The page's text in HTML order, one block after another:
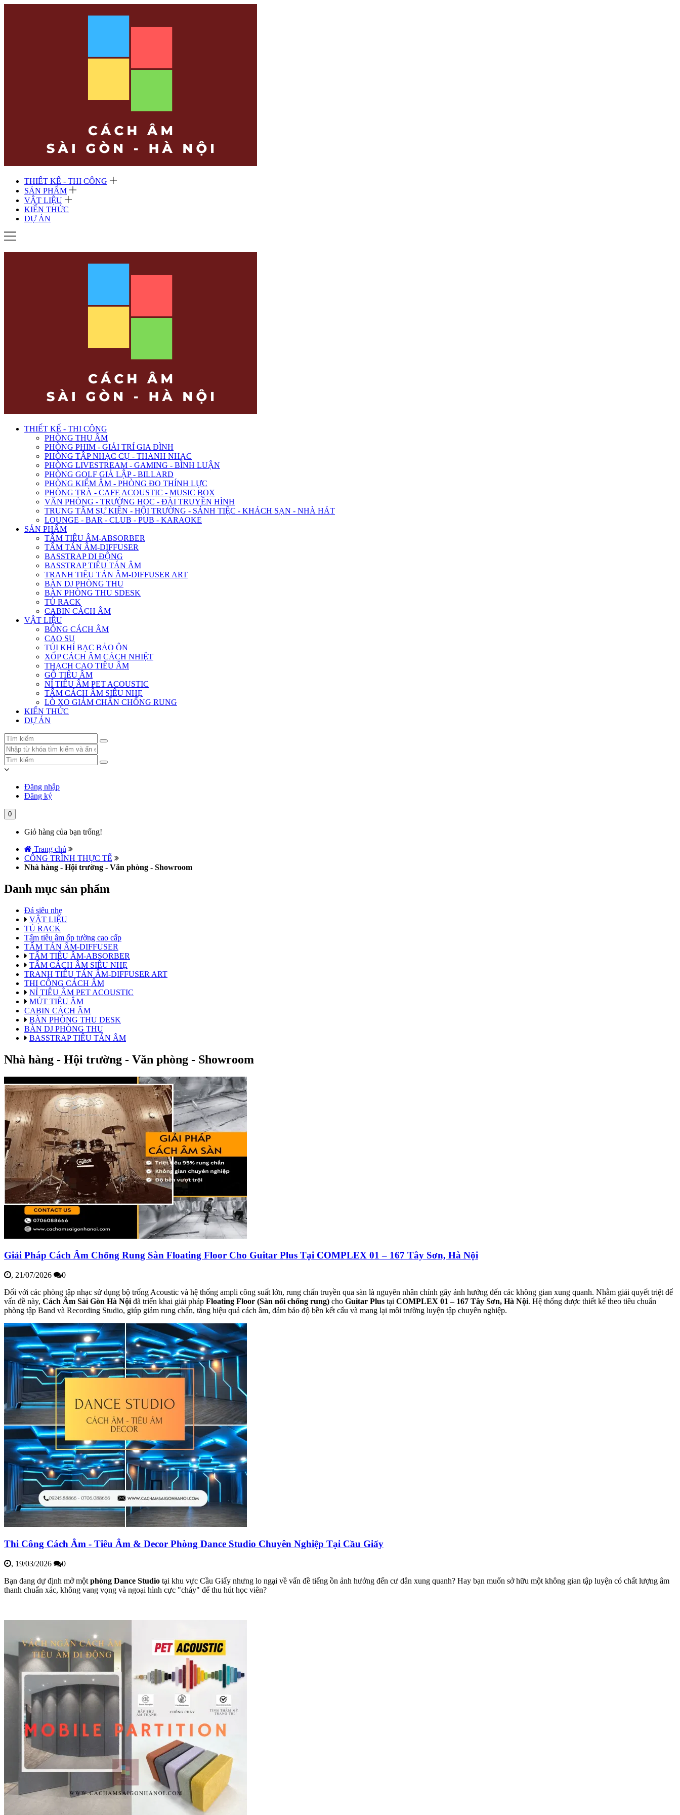
THIẾT KẾ - THI CÔNG
SẢN PHẨM
VẬT LIỆU
KIẾN THỨC
DỰ ÁN
THIẾT KẾ - THI CÔNG
PHÒNG THU ÂM
PHÒNG PHIM - GIẢI TRÍ GIA ĐÌNH
PHÒNG TẬP NHẠC CỤ - THANH NHẠC
PHÒNG LIVESTREAM - GAMING - BÌNH LUẬN
PHÒNG GOLF GIẢ LẬP - BILLARD
PHÒNG KIỂM ÂM - PHÒNG ĐO THÍNH LỰC
PHÒNG TRÀ - CAFE ACOUSTIC - MUSIC BOX
VĂN PHÒNG - TRƯỜNG HỌC - ĐÀI TRUYỀN HÌNH
TRUNG TÂM SỰ KIỆN - HỘI TRƯỜNG - SẢNH TIỆC - KHÁCH SẠN - NHÀ HÁT
LOUNGE - BAR - CLUB - PUB - KARAOKE
SẢN PHẨM
TẤM TIÊU ÂM-ABSORBER
TẤM TÁN ÂM-DIFFUSER
BASSTRAP DI ĐỘNG
BASSTRAP TIÊU TÁN ÂM
TRANH TIÊU TÁN ÂM-DIFFUSER ART
BÀN DJ PHÒNG THU
BÀN PHÒNG THU SDESK
TỦ RACK
CABIN CÁCH ÂM
VẬT LIỆU
BÔNG CÁCH ÂM
CAO SU
TÚI KHÍ BẠC BẢO ÔN
XỐP CÁCH ÂM CÁCH NHIỆT
THẠCH CAO TIÊU ÂM
GỖ TIÊU ÂM
NỈ TIÊU ÂM PET ACOUSTIC
TẤM CÁCH ÂM SIÊU NHẸ
LÒ XO GIẢM CHẤN CHỐNG RUNG
KIẾN THỨC
DỰ ÁN
Đăng nhập
Đăng ký
0
Giỏ hàng của bạn trống!
Trang chủ
CÔNG TRÌNH THỰC TẾ
Nhà hàng - Hội trường - Văn phòng - Showroom
Danh mục sản phẩm
Đá siêu nhẹ
VẬT LIỆU
TỦ RACK
Tấm tiêu âm ốp tường cao cấp
TẤM TÁN ÂM-DIFFUSER
TẤM TIÊU ÂM-ABSORBER
TẤM CÁCH ÂM SIÊU NHẸ
TRANH TIÊU TÁN ÂM-DIFFUSER ART
THI CÔNG CÁCH ÂM
NỈ TIÊU ÂM PET ACOUSTIC
MÚT TIÊU ÂM
CABIN CÁCH ÂM
BÀN PHÒNG THU DESK
BÀN DJ PHÒNG THU
BASSTRAP TIÊU TÁN ÂM
Nhà hàng - Hội trường - Văn phòng - Showroom
Giải Pháp Cách Âm Chống Rung Sàn Floating Floor Cho Guitar Plus Tại COMPLEX 01 – 167 Tây Sơn, Hà Nội
, 21/07/2026
0
Đối với các phòng tập nhạc sử dụng bộ trống Acoustic và hệ thống ampli công suất lớn, rung chấn truyền qua sàn là nguyên nhân chính gây ảnh hưởng đến các không gian xung quanh. Nhằm giải quyết triệt để
vấn đề này, Cách Âm Sài Gòn Hà Nội đã triển khai giải pháp Floating Floor (Sàn nổi chống rung) cho Guitar Plus tại COMPLEX 01 – 167 Tây Sơn, Hà Nội. Hệ thống được thiết kế theo tiêu chuẩn
phòng tập Band và Recording Studio, giúp giảm rung chấn, tăng hiệu quả cách âm, đảm bảo độ bền kết cấu và mang lại môi trường luyện tập chuyên nghiệp.
Thi Công Cách Âm - Tiêu Âm & Decor Phòng Dance Studio Chuyên Nghiệp Tại Cầu Giấy
, 19/03/2026
0
Bạn đang dự định mở một phòng Dance Studio tại khu vực Cầu Giấy nhưng lo ngại về vấn đề tiếng ồn ảnh hưởng đến cư dân xung quanh? Hay bạn muốn sở hữu một không gian tập luyện có chất lượng âm
thanh chuẩn xác, không vang vọng và ngoại hình cực "cháy" để thu hút học viên?